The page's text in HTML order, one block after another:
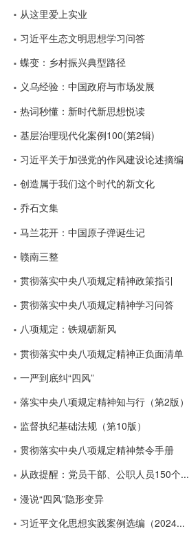
从这里爱上实业
习近平生态文明思想学习问答
蝶变：乡村振兴典型路径
义乌经验：中国政府与市场发展
热词秒懂：新时代新思想悦读
基层治理现代化案例100(第2辑)
习近平关于加强党的作风建设论述摘编
创造属于我们这个时代的新文化
乔石文集
马兰花开：中国原子弹诞生记
赣南三整
贯彻落实中央八项规定精神政策指引
贯彻落实中央八项规定精神学习问答
八项规定：铁规砺新风
贯彻落实中央八项规定精神正负面清单
一严到底纠“四风”
落实中央八项规定精神知与行（第2版）
监督执纪基础法规（第10版）
贯彻落实中央八项规定精神禁令手册
从政提醒：党员干部、公职人员150个...
漫说“四风”隐形变异
习近平文化思想实践案例选编（2024...